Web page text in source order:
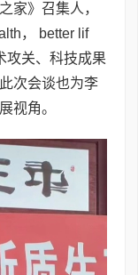
家》召集人，
， better lif
攻关、科技成果
次会谈也为李
视角。